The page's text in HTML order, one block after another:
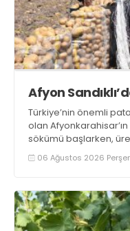
Afyon
Türkiye’nin önemli
olan
sökümü başlarken,
yaklaşık 2 ay olması
Sandıklı patatesinin
06 Ağustos 2026